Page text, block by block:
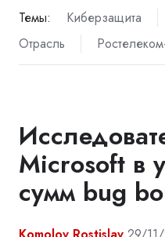
Темы: Киберзащита
Отрасль
Microsoft в
сумм bug